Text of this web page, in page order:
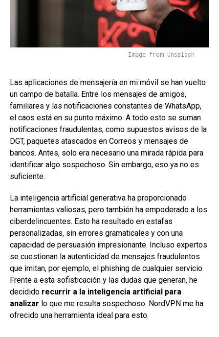
Image from Unsplash
Las aplicaciones de mensajería en mi móvil se han vuelto
un campo de batalla. Entre los mensajes de amigos,
familiares y las notificaciones constantes de WhatsApp,
el caos está en su punto máximo. A todo esto se suman
notificaciones fraudulentas, como supuestos avisos de la
DGT, paquetes atascados en Correos y mensajes de
bancos. Antes, solo era necesario una mirada rápida para
identificar algo sospechoso. Sin embargo, eso ya no es
suficiente.
La inteligencia artificial generativa ha proporcionado
herramientas valiosas, pero también ha empoderado a los
ciberdelincuentes. Esto ha resultado en estafas
personalizadas, sin errores gramaticales y con una
capacidad de persuasión impresionante. Incluso expertos
se cuestionan la autenticidad de mensajes fraudulentos
que imitan, por ejemplo, el phishing de cualquier servicio.
Frente a esta sofisticación y las dudas que generan, he
decidido recurrir a la inteligencia artificial para
analizar lo que me resulta sospechoso. NordVPN me ha
ofrecido una herramienta ideal para esto.